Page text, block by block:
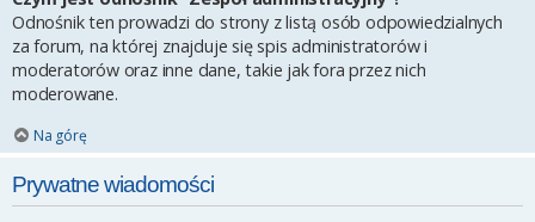
Odnośnik ten prowadzi do strony z listą osób odpowiedzialnych
za forum, na której znajduje się spis administratorów i
moderatorów oraz inne dane, takie jak fora przez nich
moderowane.
Na górę
Prywatne wiadomości